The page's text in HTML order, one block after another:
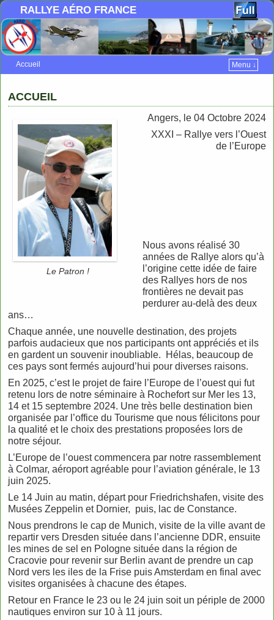
RALLYE AÉRO FRANCE
Accueil
Menu ↓
ACCUEIL
Le Patron !
Angers, le 04 Octobre 2024
XXXI – Rallye vers l’Ouest
de l’Europe
Nous avons réalisé 30
années de Rallye alors qu’à
l’origine cette idée de faire
des Rallyes hors de nos
frontières ne devait pas
perdurer au-delà des deux
ans…
Chaque année, une nouvelle destination, des projets
parfois audacieux que nos participants ont appréciés et ils
en gardent un souvenir inoubliable. Hélas, beaucoup de
ces pays sont fermés aujourd’hui pour diverses raisons.
En 2025, c’est le projet de faire l’Europe de l’ouest qui fut
retenu lors de notre séminaire à Rochefort sur Mer les 13,
14 et 15 septembre 2024. Une très belle destination bien
organisée par l’office du Tourisme que nous félicitons pour
la qualité et le choix des prestations proposées lors de
notre séjour.
L’Europe de l’ouest commencera par notre rassemblement
à Colmar, aéroport agréable pour l’aviation générale, le 13
juin 2025.
Le 14 Juin au matin, départ pour Friedrichshafen, visite des
Musées Zeppelin et Dornier, puis, lac de Constance.
Nous prendrons le cap de Munich, visite de la ville avant de
repartir vers Dresden située dans l’ancienne DDR, ensuite
les mines de sel en Pologne située dans la région de
Cracovie pour revenir sur Berlin avant de prendre un cap
Nord vers les iles de la Frise puis Amsterdam en final avec
visites organisées à chacune des étapes.
Retour en France le 23 ou le 24 juin soit un périple de 2000
nautiques environ sur 10 à 11 jours.